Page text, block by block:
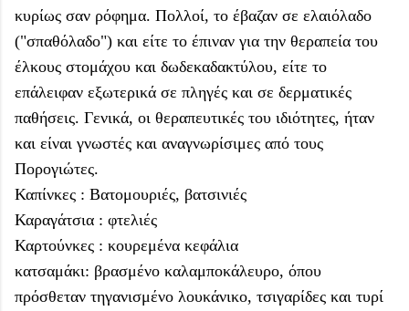
κυρίως σαν ρόφημα. Πολλοί, το έβαζαν σε ελαιόλαδο
("σπαθόλαδο") και είτε το έπιναν για την θεραπεία του
έλκους στομάχου και δωδεκαδακτύλου, είτε το
επάλειφαν εξωτερικά σε πληγές και σε δερματικές
παθήσεις. Γενικά, οι θεραπευτικές του ιδιότητες, ήταν
και είναι γνωστές και αναγνωρίσιμες από τους
Πορογιώτες.
Καπίνκες : Βατομουριές, βατσινιές
Καραγάτσια : φτελιές
Καρτούνκες : κουρεμένα κεφάλια
κατσαμάκι: βρασμένο καλαμποκάλευρο, όπου
πρόσθεταν τηγανισμένο λουκάνικο, τσιγαρίδες και τυρί